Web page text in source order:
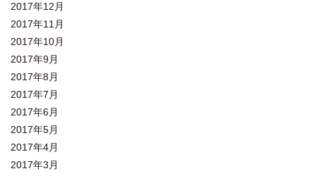
2017年12月
2017年11月
2017年10月
2017年9月
2017年8月
2017年7月
2017年6月
2017年5月
2017年4月
2017年3月